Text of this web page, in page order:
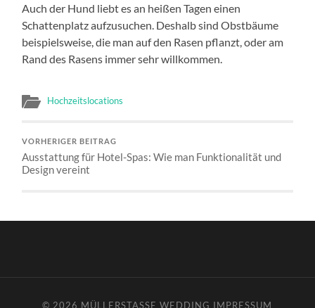
Auch der Hund liebt es an heißen Tagen einen
Schattenplatz aufzusuchen. Deshalb sind Obstbäume
beispielsweise, die man auf den Rasen pflanzt, oder am
Rand des Rasens immer sehr willkommen.
Hochzeitslocations
VORHERIGER BEITRAG
Ausstattung für Hotel-Spas: Wie man Funktionalität und
Design vereint
© 2026 MÜLLERSTASSE WEDDING IMPRESSUM